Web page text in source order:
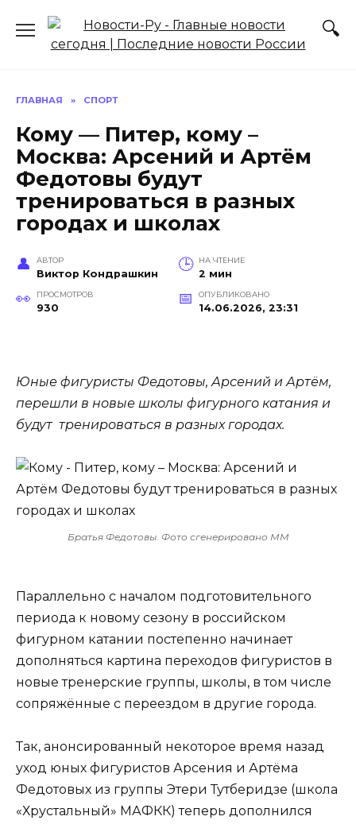
содержанию
ГЛАВНАЯ » СПОРТ
Кому — Питер, кому –
Москва: Арсений и Артём
Федотовы будут
тренироваться в разных
городах и школах
АВТОР
Виктор Кондрашкин
НА ЧТЕНИЕ
2 мин
ПРОСМОТРОВ
930
ОПУБЛИКОВАНО
14.06.2026, 23:31
Юные фигуристы Федотовы, Арсений и Артём,
перешли в новые школы фигурного катания и
будут тренироваться в разных городах.
Братья Федотовы. Фото сгенерировано ММ
Параллельно с началом подготовительного
периода к новому сезону в российском
фигурном катании постепенно начинает
дополняться картина переходов фигуристов в
новые тренерские группы, школы, в том числе
сопряжённые с переездом в другие города.
Так, анонсированный некоторое время назад
уход юных фигуристов Арсения и Артёма
Федотовых из группы Этери Тутберидзе (школа
«Хрустальный» МАФКК) теперь дополнился